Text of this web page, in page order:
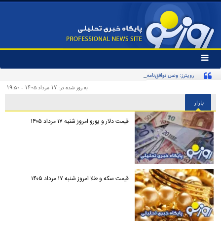
تغییر
وضعیت
منوی
ها
رویترز: ونس توافق‌نامه صلح با ایران را امضا خواهد کرد
به روز شده در: ۱۷ مرداد ۱۴۰۵ - ۱۹:۵۰
بازار
قیمت دلار و یورو امروز شنبه ۱۷ مرداد ۱۴۰۵
قیمت سکه و طلا امروز شنبه ۱۷ مرداد ۱۴۰۵